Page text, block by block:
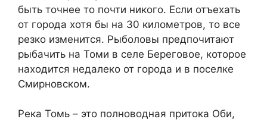
быть точнее то почти никого. Если отъехать
от города хотя бы на 30 километров, то все
резко изменится. Рыболовы предпочитают
рыбачить на Томи в селе Береговое, которое
находится недалеко от города и в поселке
Смирновском.
Река Томь – это полноводная притока Оби,